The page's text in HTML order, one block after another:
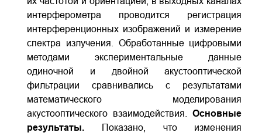
интерферометра проводится регистрация
интерференционных изображений и измерение
спектра излучения. Обработанные цифровыми
методами экспериментальные данные
одиночной и двойной акустооптической
фильтрации сравнивались с результатами
математического моделирования
акустооптического взаимодействия.Основные
результаты. Показано, что изменения